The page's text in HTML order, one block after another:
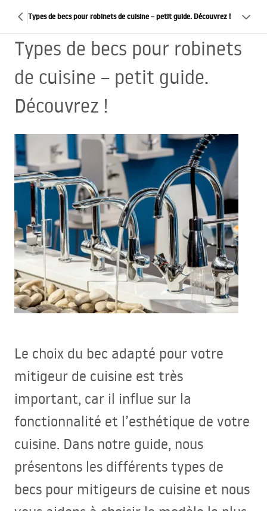
Types de becs pour robinets de cuisine – petit guide. Découvrez !
Types de becs pour robinets
de cuisine – petit guide.
Découvrez !
Le choix du bec adapté pour votre
mitigeur de cuisine est très
important, car il influe sur la
fonctionnalité et l’esthétique de votre
cuisine. Dans notre guide, nous
présentons les différents types de
becs pour mitigeurs de cuisine et nous